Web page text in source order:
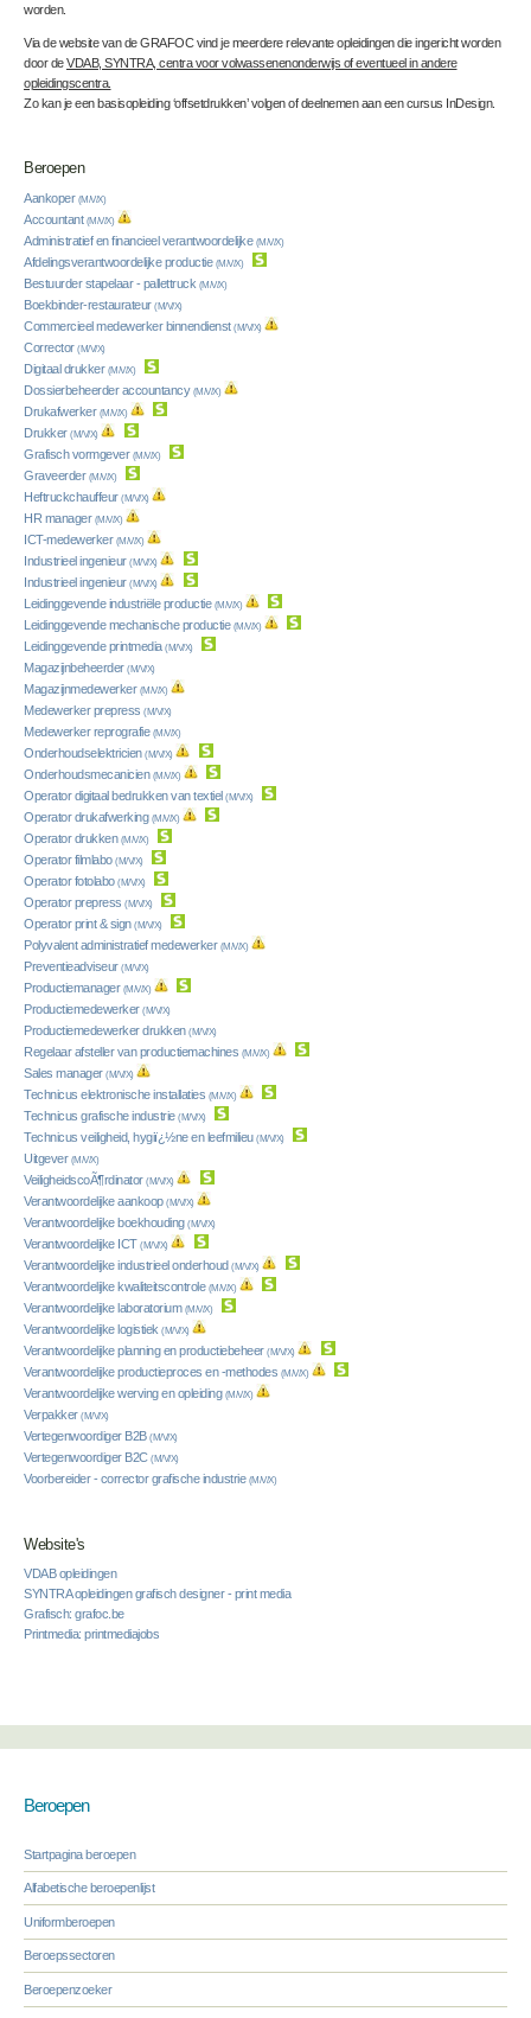
worden.
Via de website van de GRAFOC vind je meerdere relevante opleidingen die ingericht worden
door deVDAB, SYNTRA, centra voor volwassenenonderwijs of eventueel in andere
opleidingscentra.
Zo kan je een basisopleiding ‘offsetdrukken’ volgen of deelnemen aan een cursus InDesign.
Beroepen
Aankoper (M/V/X)
Accountant (M/V/X)
Administratief en financieel verantwoordelijke (M/V/X)
Afdelingsverantwoordelijke productie (M/V/X)
Bestuurder stapelaar - pallettruck (M/V/X)
Boekbinder-restaurateur (M/V/X)
Commercieel medewerker binnendienst (M/V/X)
Corrector (M/V/X)
Digitaal drukker (M/V/X)
Dossierbeheerder accountancy (M/V/X)
Drukafwerker (M/V/X)
Drukker (M/V/X)
Grafisch vormgever (M/V/X)
Graveerder (M/V/X)
Heftruckchauffeur (M/V/X)
HR manager (M/V/X)
ICT-medewerker (M/V/X)
Industrieel ingenieur (M/V/X)
Industrieel ingenieur (M/V/X)
Leidinggevende industriële productie (M/V/X)
Leidinggevende mechanische productie (M/V/X)
Leidinggevende printmedia (M/V/X)
Magazijnbeheerder (M/V/X)
Magazijnmedewerker (M/V/X)
Medewerker prepress (M/V/X)
Medewerker reprografie (M/V/X)
Onderhoudselektricien (M/V/X)
Onderhoudsmecanicien (M/V/X)
Operator digitaal bedrukken van textiel (M/V/X)
Operator drukafwerking (M/V/X)
Operator drukken (M/V/X)
Operator filmlabo (M/V/X)
Operator fotolabo (M/V/X)
Operator prepress (M/V/X)
Operator print & sign (M/V/X)
Polyvalent administratief medewerker (M/V/X)
Preventieadviseur (M/V/X)
Productiemanager (M/V/X)
Productiemedewerker (M/V/X)
Productiemedewerker drukken (M/V/X)
Regelaar afsteller van productiemachines (M/V/X)
Sales manager (M/V/X)
Technicus elektronische installaties (M/V/X)
Technicus grafische industrie (M/V/X)
Technicus veiligheid, hygiï¿½ne en leefmilieu (M/V/X)
Uitgever (M/V/X)
VeiligheidscoÃ¶rdinator (M/V/X)
Verantwoordelijke aankoop (M/V/X)
Verantwoordelijke boekhouding (M/V/X)
Verantwoordelijke ICT (M/V/X)
Verantwoordelijke industrieel onderhoud (M/V/X)
Verantwoordelijke kwaliteitscontrole (M/V/X)
Verantwoordelijke laboratorium (M/V/X)
Verantwoordelijke logistiek (M/V/X)
Verantwoordelijke planning en productiebeheer (M/V/X)
Verantwoordelijke productieproces en -methodes (M/V/X)
Verantwoordelijke werving en opleiding (M/V/X)
Verpakker (M/V/X)
Vertegenwoordiger B2B (M/V/X)
Vertegenwoordiger B2C (M/V/X)
Voorbereider - corrector grafische industrie (M/V/X)
Website's
VDAB opleidingen
SYNTRA opleidingen grafisch designer - print media
Grafisch: grafoc.be
Printmedia: printmediajobs
Beroepen
Startpagina beroepen
Alfabetische beroepenlijst
Uniformberoepen
Beroepssectoren
Beroepenzoeker